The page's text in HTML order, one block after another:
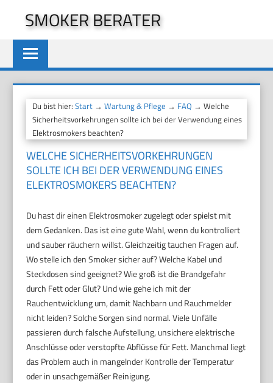
springen
SMOKER BERATER
Du bist hier:Start →Wartung & Pflege → FAQ → Welche
Sicherheitsvorkehrungen sollte ich bei der Verwendung eines
Elektrosmokers beachten?
WELCHE SICHERHEITSVORKEHRUNGEN
SOLLTE ICH BEI DER VERWENDUNG EINES
ELEKTROSMOKERS BEACHTEN?
Du hast dir einen Elektrosmoker zugelegt oder spielst mit
dem Gedanken. Das ist eine gute Wahl, wenn du kontrolliert
und sauber räuchern willst. Gleichzeitig tauchen Fragen auf.
Wo stelle ich den Smoker sicher auf? Welche Kabel und
Steckdosen sind geeignet? Wie groß ist die Brandgefahr
durch Fett oder Glut? Und wie gehe ich mit der
Rauchentwicklung um, damit Nachbarn und Rauchmelder
nicht leiden? Solche Sorgen sind normal. Viele Unfälle
passieren durch falsche Aufstellung, unsichere elektrische
Anschlüsse oder verstopfte Abflüsse für Fett. Manchmal liegt
das Problem auch in mangelnder Kontrolle der Temperatur
oder in unsachgemäßer Reinigung.